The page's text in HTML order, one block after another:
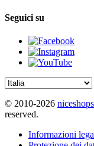
Seguici su
© 2010-2026
reserved.
Informazioni